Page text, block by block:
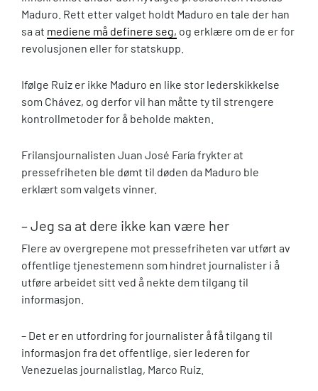
Maduro. Rett etter valget holdt Maduro en tale der han
sa at mediene må definere seg, og erklære om de er for
revolusjonen eller for statskupp.
Ifølge Ruiz er ikke Maduro en like stor lederskikkelse
som Chávez, og derfor vil han måtte ty til strengere
kontrollmetoder for å beholde makten.
Frilansjournalisten Juan José Faría frykter at
pressefriheten ble dømt til døden da Maduro ble
erklært som valgets vinner.
– Jeg sa at dere ikke kan være her
Flere av overgrepene mot pressefriheten var utført av
offentlige tjenestemenn som hindret journalister i å
utføre arbeidet sitt ved å nekte dem tilgang til
informasjon.
– Det er en utfordring for journalister å få tilgang til
informasjon fra det offentlige, sier lederen for
Venezuelas journalistlag, Marco Ruiz.